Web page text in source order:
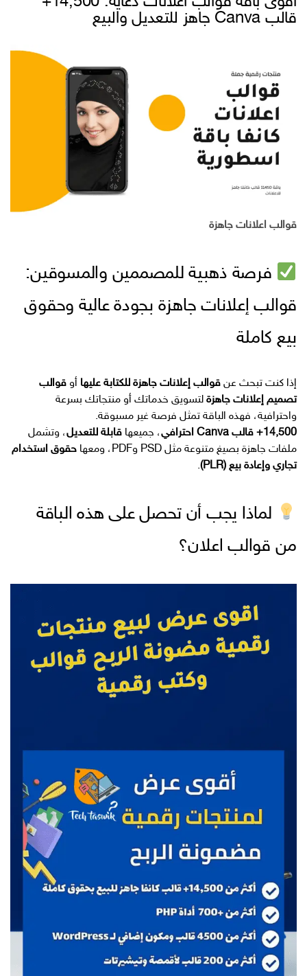
قالب Canva جاهز للتعديل والبيع
قوالب اعلانات جاهزة
فرصة ذهبية للمصممين والمسوقين:
قوالب إعلانات جاهزة بجودة عالية وحقوق
بيع كاملة
إذا كنت تبحث عن قوالب إعلانات جاهزة للكتابة عليها أو قوالب
تصميم إعلانات جاهزة لتسويق خدماتك أو منتجاتك بسرعة
واحترافية، فهذه الباقة تمثل فرصة غير مسبوقة.
14,500+ قالب Canva احترافي
، جميعها قابلة للتعديل، وتشمل
ملفات جاهزة بصيغ متنوعة مثل PSD وPDF، ومعها
حقوق استخدام
تجاري وإعادة بيع (PLR)
.
لماذا يجب أن تحصل على هذه الباقة
من قوالب اعلان؟